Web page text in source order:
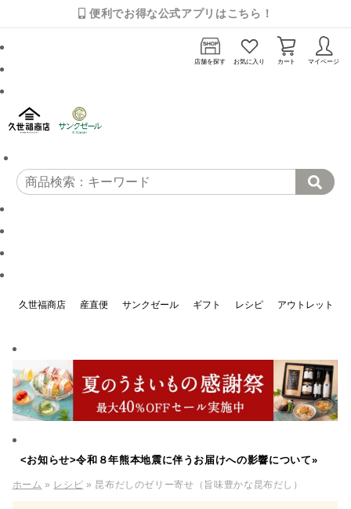
便利でお得な公式アプリはこちら！
店舗を探す お気に入り カート マイページ
久世福商店 産直便 サンクゼール ギフト レシピ アウトレット
<お知らせ>令和８年熊本地震に伴うお届けへの影響について»
ホーム » レシピ » 昆布だしのゼリー寄せ（旨味豊かな昆布だし）